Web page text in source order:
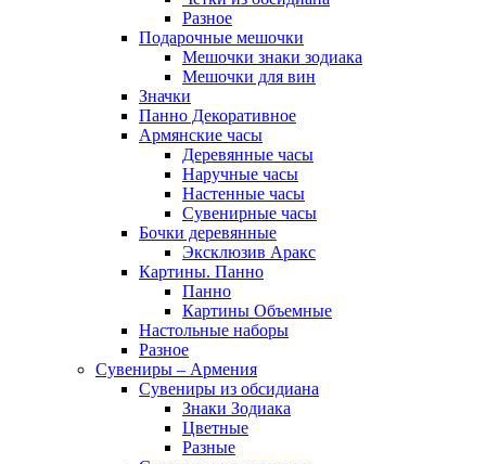
Разное
Подарочные мешочки
Мешочки знаки зодиака
Мешочки для вин
Значки
Панно Декоративное
Армянские часы
Деревянные часы
Наручные часы
Настенные часы
Сувенирные часы
Бочки деревянные
Эксклюзив Аракс
Картины. Панно
Панно
Картины Объемные
Настольные наборы
Разное
Сувениры – Армения
Сувениры из обсидиана
Знаки Зодиака
Цветные
Разные